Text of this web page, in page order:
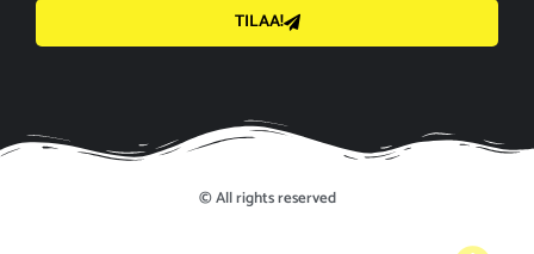
TILAA!
© All rights reserved